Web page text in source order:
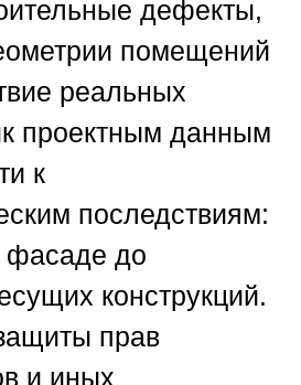
дефекты,
помещений
реальных
проектным данным
к
последствиям:
фасаде до
конструкций.
прав
и иных